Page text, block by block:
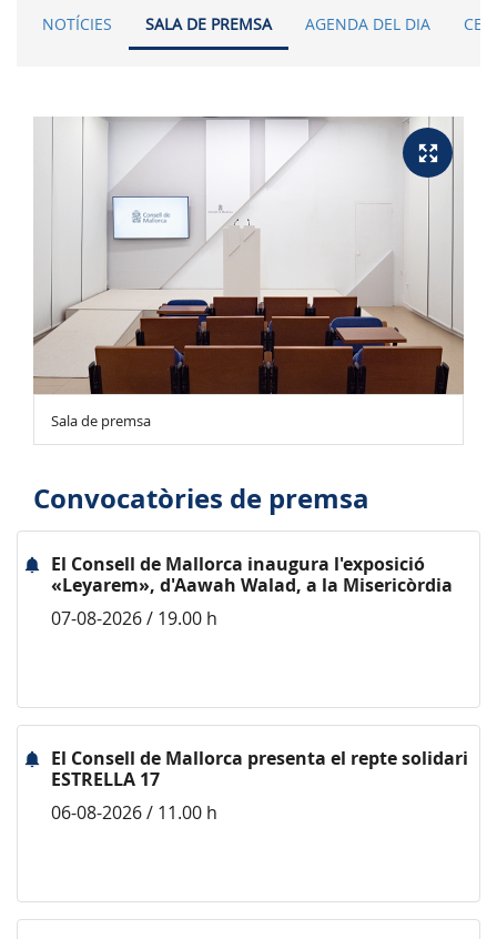
NOTÍCIES SALA DE PREMSA AGENDA DEL DIA
Sala de premsa
Convocatòries de premsa
El Consell de Mallorca inaugura l'exposició
«Leyarem», d'Aawah Walad, a la Misericòrdia
07-08-2026 / 19.00 h
El Consell de Mallorca presenta el repte solidari
ESTRELLA 17
06-08-2026 / 11.00 h